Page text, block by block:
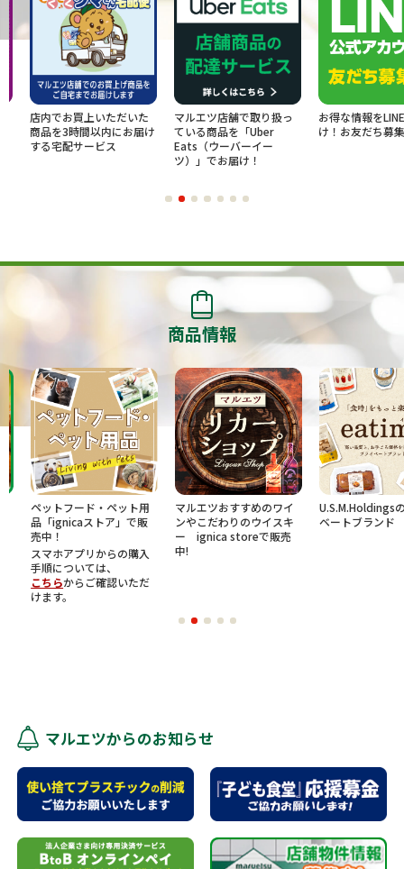
店内でお買上いただいた
商品を3時間以内にお届け
する宅配サービス
マルエツ店舗で取り扱っ
ている商品を「Uber
Eats（ウーバーイー
ツ）」でお届け！
お得な情報をLINE
け！お友だち募集
商品情報
ペットフード・ペット用
品「ignicaストア」で販
売中！
スマホアプリからの購入
手順については、
こちらからご確認いただ
けます。
マルエツおすすめのワイ
ンやこだわりのウイスキ
ー ignica storeで販売
中!
U.S.M.Holdingsの
ベートブランド
マルエツからのお知らせ